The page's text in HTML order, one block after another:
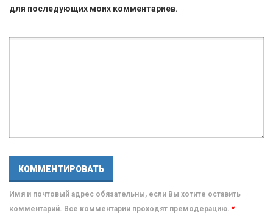
для последующих моих комментариев.
Имя и почтовый адрес обязательны, если Вы хотите оставить
комментарий. Все комментарии проходят премодерацию. *